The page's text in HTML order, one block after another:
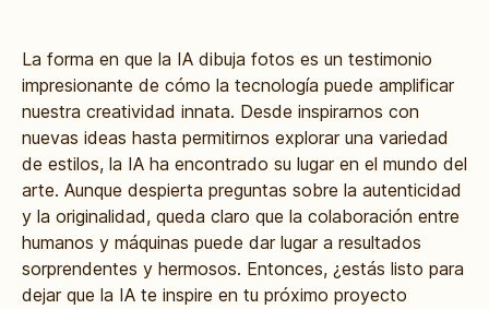
La forma en que la IA dibuja fotos es un testimonio
impresionante de cómo la tecnología puede amplificar
nuestra creatividad innata. Desde inspirarnos con
nuevas ideas hasta permitirnos explorar una variedad
de estilos, la IA ha encontrado su lugar en el mundo del
arte. Aunque despierta preguntas sobre la autenticidad
y la originalidad, queda claro que la colaboración entre
humanos y máquinas puede dar lugar a resultados
sorprendentes y hermosos. Entonces, ¿estás listo para
dejar que la IA te inspire en tu próximo proyecto